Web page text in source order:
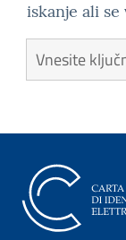
iskanje ali
Vnesite